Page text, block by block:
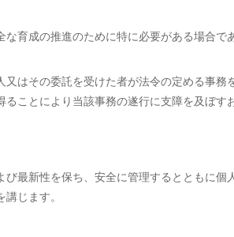
な育成の推進のために特に必要がある場合
又はその委託を受けた者が法令の定める事
ることにより当該事務の遂行に支障を及ぼす
び最新性を保ち、安全に管理するとともに
じます。